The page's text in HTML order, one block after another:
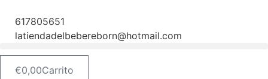
contenido
617805651
latiendadelbebereborn@hotmail.com
€0,00Carrito